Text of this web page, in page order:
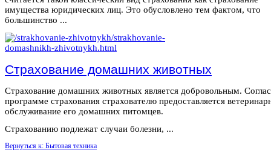
имущества юридических лиц. Это обусловлено тем фактом, что
большинство ...
Страхование домашних животных
Страхование домашних животных является добровольным.
программе страхования страхователю предоставляется
обслуживание его домашних питомцев.
Страхованию подлежат случаи болезни, ...
Вернуться к: Бытовая техника